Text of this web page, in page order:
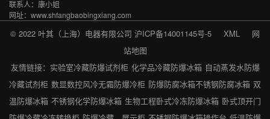
联系人：康小姐
网址：www.shfangbaobingxiang.com
© 2022 叶其（上海）电器有限公司 沪ICP备14001145号-5 XML
网
站地图
友情链接： 实验室冷藏防爆试剂柜 化学品冷藏防爆冰箱 自动蒸发水防爆
冷藏试剂柜 数显数控风冷无霜防爆冷柜 防爆防腐冰箱不锈钢防腐冰箱 双
温防爆冰箱 不锈钢化学防爆冰箱 生物工程卧式冷冻防爆冰箱 卧式顶开门